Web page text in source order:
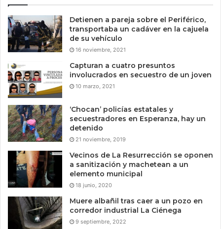
Detienen a pareja sobre el Periférico,
transportaba un cadáver en la cajuela
de su vehículo
16 noviembre, 2021
Capturan a cuatro presuntos
involucrados en secuestro de un joven
10 marzo, 2021
‘Chocan’ policías estatales y
secuestradores en Esperanza, hay un
detenido
21 noviembre, 2019
Vecinos de La Resurrección se oponen
a sanitización y machetean a un
elemento municipal
18 junio, 2020
Muere albañil tras caer a un pozo en
corredor industrial La Ciénega
9 septiembre, 2022